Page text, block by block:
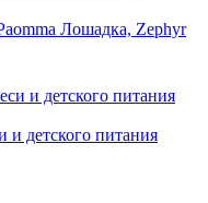
Лошадка, Zephyr
и детского питания